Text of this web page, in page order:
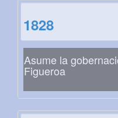
1828
Asume la
Figueroa